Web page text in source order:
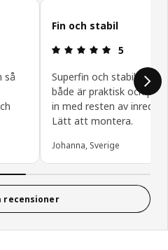
/ 5 stjärnor.
så
Fin och stabil
5
Superfin och stabil stol
både är praktisk och
in med resten av
Lätt att montera.
Johanna, Sverige
recensioner